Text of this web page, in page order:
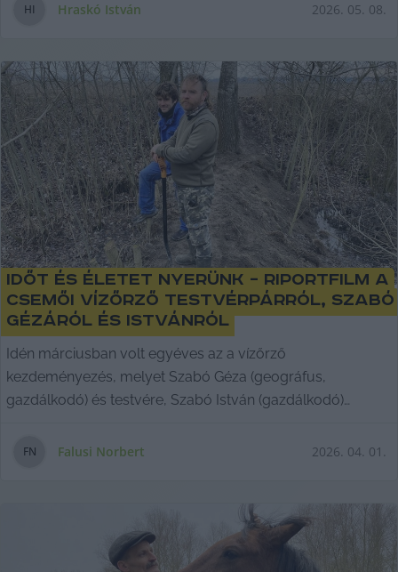
HI Hraskó István 2026. 05. 08.
Időt és életet nyerünk – riportfilm a
csemői vízőrző testvérpárról, Szabó
Gézáról és Istvánról
Idén márciusban volt egyéves az a vízőrző
kezdeményezés, melyet Szabó Géza (geográfus,
gazdálkodó) és testvére, Szabó István (gazdálkodó)
FN Falusi Norbert 2026. 04. 01.